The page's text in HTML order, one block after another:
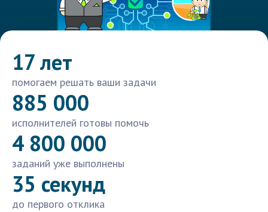
17 лет
помогаем решать ваши задачи
885 000
исполнителей готовы помочь
4 800 000
заданий уже выполнены
35 секунд
до первого отклика